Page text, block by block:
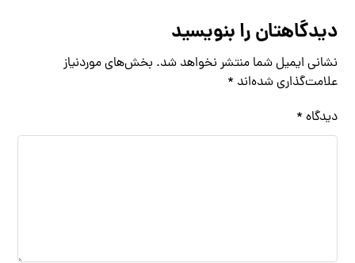
دیدگاهتان را بنویسید
نشانی ایمیل شما منتشر نخواهد شد. بخش‌های موردنیاز
علامت‌گذاری شده‌اند *
دیدگاه *